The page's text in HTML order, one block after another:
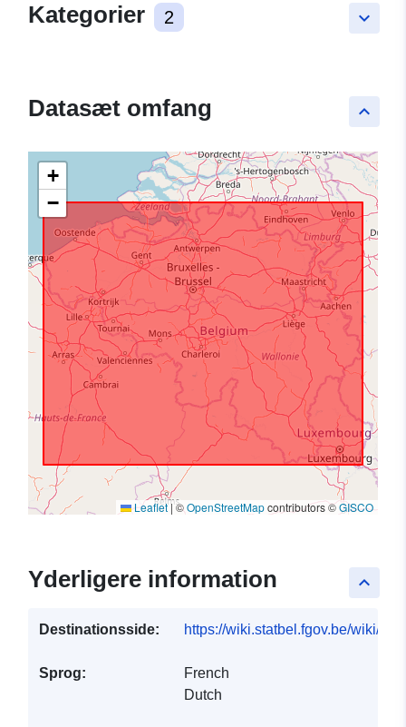
keyboard_arrow_down
Kategorier 2
keyboard_arrow_up
Datasæt omfang
+
−
Leaflet|©OpenStreetMapcontributors ©GISCO
keyboard_arrow_up
Yderligere information
Destinationsside: https://wiki.statbel.fgov.be/wiki/
Sprog:
French
Dutch